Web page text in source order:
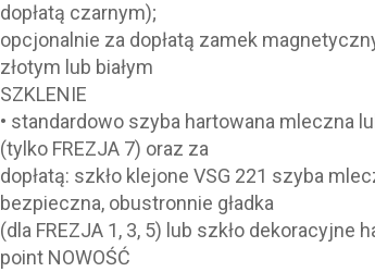
dopłatą czarnym);
opcjonalnie za dopłatą zamek
złotym lub białym
SZKLENIE
• standardowo szyba hartowana mleczna
(tylko FREZJA 7) oraz za
dopłatą: szkło klejone VSG 221 szyba
bezpieczna, obustronnie gładka
(dla FREZJA 1, 3, 5) lub szkło dekoracyjne
point NOWOŚĆ